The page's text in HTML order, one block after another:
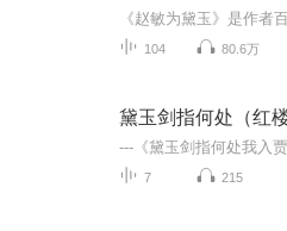
104 80.6万
黛玉剑指何处（红
7 215